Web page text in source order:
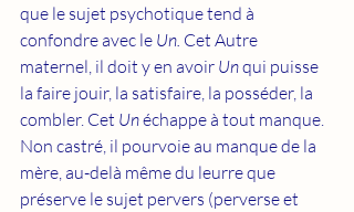
que le sujet psychotique tend à
confondre avec le Un. Cet Autre
maternel, il doit y en avoir Un qui puisse
la faire jouir, la satisfaire, la posséder, la
combler. Cet Un échappe à tout manque.
Non castré, il pourvoie au manque de la
mère, au-delà même du leurre que
préserve le sujet pervers (perverse et